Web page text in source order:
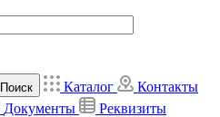
Поиск Каталог
Контакты
Документы Реквизиты